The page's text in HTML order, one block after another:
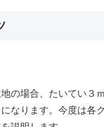
の場合、たいてい３
なります。今度は各